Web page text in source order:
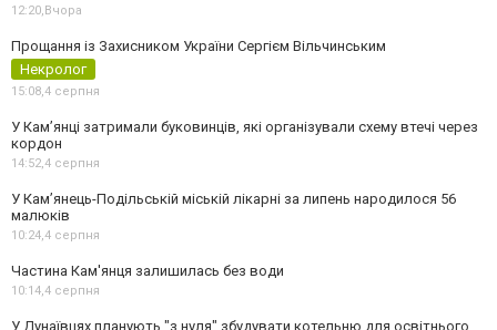
12:20,Вчора
Прощання із Захисником України Сергієм Вільчинським
Некролог
15:08,4 серпня
У Кам’янці затримали буковинців, які організували схему втечі через
кордон
14:52,4 серпня
У Кам’янець-Подільській міській лікарні за липень народилося 56
малюків
10:24,4 серпня
Частина Кам'янця залишилась без води
10:14,4 серпня
У Дунаївцях планують "з нуля" збудувати котельню для освітнього